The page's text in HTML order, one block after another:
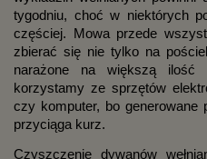
tygodniu, choć w niektórych
częściej. Mowa przede
zbierać się nie tylko na
narażone na większą
korzystamy ze sprzętów
czy komputer, bo generowane
przyciąga kurz.
Czyszczenie dywanów